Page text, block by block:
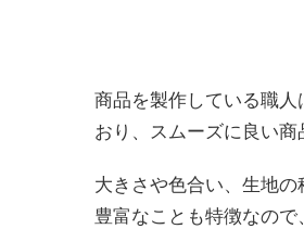
商品を製作している職
おり、スムーズに良い商
大きさや色合い、生地
豊富なことも特徴なので